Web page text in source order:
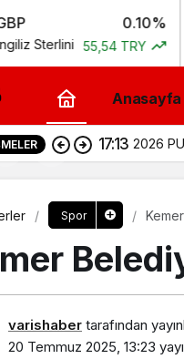
55,54 TRY
BIST
Bist
Anasayfa
0 17:13 2026
Spor
varishaber tarafından
20 Temmuz 2025, 13:23